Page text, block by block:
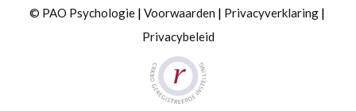
© PAO Psychologie Voorwaarden
Privacyverklaring
Privacybeleid